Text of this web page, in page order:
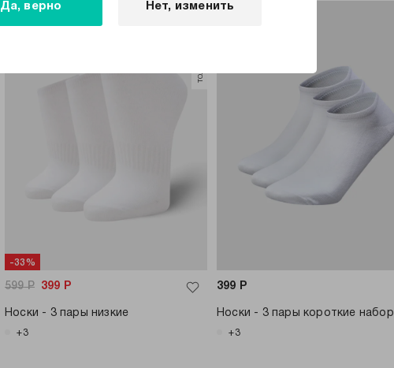
Да, верно Нет, изменить
-33%
599Р 399 Р
Носки - 3 пары низкие
+3
399 Р
Носки - 3 пары короткие набор
+3